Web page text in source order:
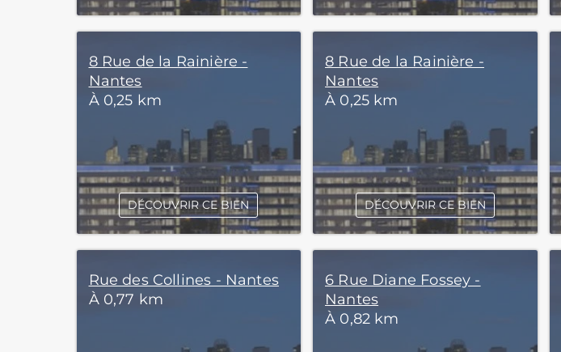
8 Rue de la Rainière -
Nantes
À 0,25 km
DÉCOUVRIR CE BIEN
8 Rue de la Rainière -
Nantes
À 0,25 km
DÉCOUVRIR CE BIEN
Rue des Collines - Nantes
À 0,77 km
6 Rue Diane Fossey -
Nantes
À 0,82 km